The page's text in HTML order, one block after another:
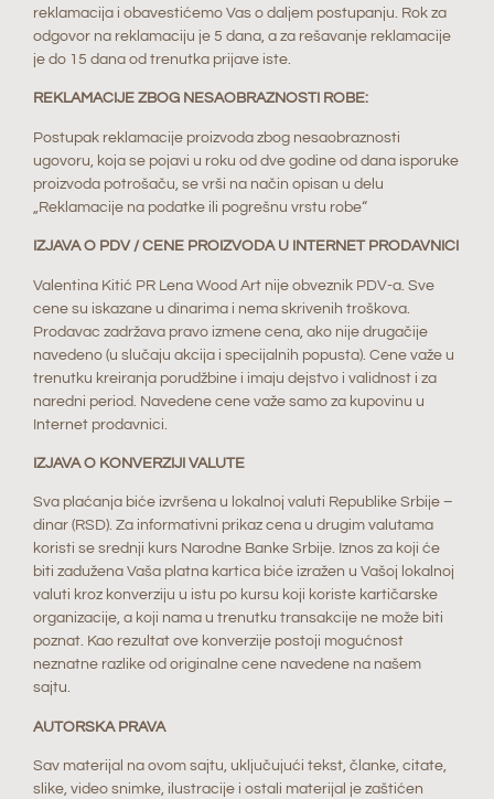
reklamacija i obavestićemo Vas o daljem postupanju. Rok za
odgovor na reklamaciju je 5 dana, a za rešavanje reklamacije
je do 15 dana od trenutka prijave iste.
REKLAMACIJE ZBOG NESAOBRAZNOSTI ROBE:
Postupak reklamacije proizvoda zbog nesaobraznosti
ugovoru, koja se pojavi u roku od dve godine od dana isporuke
proizvoda potrošaču, se vrši na način opisan u delu
„Reklamacije na podatke ili pogrešnu vrstu robe“
IZJAVA O PDV / CENE PROIZVODA U INTERNET PRODAVNICI
Valentina Kitić PR Lena Wood Art nije obveznik PDV-a. Sve
cene su iskazane u dinarima i nema skrivenih troškova.
Prodavac zadržava pravo izmene cena, ako nije drugačije
navedeno (u slučaju akcija i specijalnih popusta). Cene važe u
trenutku kreiranja porudžbine i imaju dejstvo i validnost i za
naredni period. Navedene cene važe samo za kupovinu u
Internet prodavnici.
IZJAVA O KONVERZIJI VALUTE
Sva plaćanja biće izvršena u lokalnoj valuti Republike Srbije –
dinar (RSD). Za informativni prikaz cena u drugim valutama
koristi se srednji kurs Narodne Banke Srbije. Iznos za koji će
biti zadužena Vaša platna kartica biće izražen u Vašoj lokalnoj
valuti kroz konverziju u istu po kursu koji koriste kartičarske
organizacije, a koji nama u trenutku transakcije ne može biti
poznat. Kao rezultat ove konverzije postoji mogućnost
neznatne razlike od originalne cene navedene na našem
sajtu.
AUTORSKA PRAVA
Sav materijal na ovom sajtu, uključujući tekst, članke, citate,
slike, video snimke, ilustracije i ostali materijal je zaštićen